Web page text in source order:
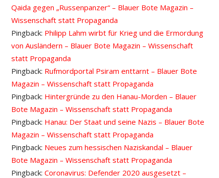
Qaida gegen „Russenpanzer“ – Blauer Bote Magazin –
Wissenschaft statt Propaganda
Pingback: Philipp Lahm wirbt für Krieg und die Ermordung
von Ausländern – Blauer Bote Magazin – Wissenschaft
statt Propaganda
Pingback: Rufmordportal Psiram enttarnt – Blauer Bote
Magazin – Wissenschaft statt Propaganda
Pingback: Hintergründe zu den Hanau-Morden – Blauer
Bote Magazin – Wissenschaft statt Propaganda
Pingback: Hanau: Der Staat und seine Nazis – Blauer Bote
Magazin – Wissenschaft statt Propaganda
Pingback: Neues zum hessischen Naziskandal – Blauer
Bote Magazin – Wissenschaft statt Propaganda
Pingback: Coronavirus: Defender 2020 ausgesetzt –